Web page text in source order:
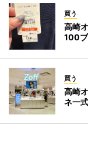
買う
高崎
100
買う
高崎
ネ一